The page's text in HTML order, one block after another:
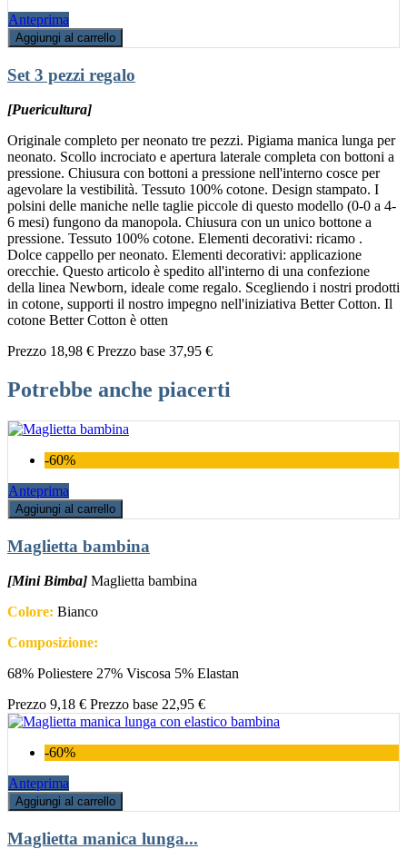
Anteprima
Aggiungi al carrello
Set 3 pezzi regalo
[Puericultura]
Originale completo per neonato tre pezzi. Pigiama manica lunga per
neonato. Scollo incrociato e apertura laterale completa con bottoni a
pressione. Chiusura con bottoni a pressione nell'interno cosce per
agevolare la vestibilità. Tessuto 100% cotone. Design stampato. I
polsini delle maniche nelle taglie piccole di questo modello (0-0 a 4-
6 mesi) fungono da manopola. Chiusura con un unico bottone a
pressione. Tessuto 100% cotone. Elementi decorativi: ricamo .
Dolce cappello per neonato. Elementi decorativi: applicazione
orecchie. Questo articolo è spedito all'interno di una confezione
della linea Newborn, ideale come regalo. Scegliendo i nostri prodotti
in cotone, supporti il nostro impegno nell'iniziativa Better Cotton. Il
cotone Better Cotton è otten
Prezzo 18,98 € Prezzo base 37,95 €
Potrebbe anche piacerti
-60%
Anteprima
Aggiungi al carrello
Maglietta bambina
[Mini Bimba] Maglietta bambina
Colore: Bianco
Composizione:
68% Poliestere 27% Viscosa 5% Elastan
Prezzo 9,18 € Prezzo base 22,95 €
-60%
Anteprima
Aggiungi al carrello
Maglietta manica lunga...